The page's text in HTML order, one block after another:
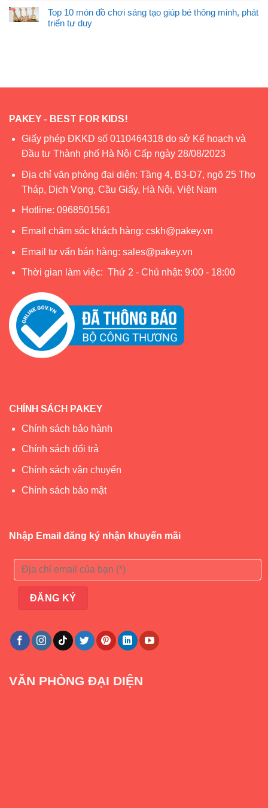
Top 10 món đồ chơi sáng tạo giúp bé thông minh, phát
triển tư duy
PAKEY - BEST FOR KIDS!
Giấy phép ĐKKD số 0110464318 do sở Kế hoạch và
Đầu tư Thành phố Hà Nội Cấp ngày 28/08/2023
Địa chỉ văn phòng đại diện: Tầng 4, B3-D7, ngõ 25 Thọ
Tháp, Dịch Vọng, Cầu Giấy, Hà Nội, Việt Nam
Hotline: 0968501561
Email chăm sóc khách hàng: cskh@pakey.vn
Email tư vấn bán hàng: sales@pakey.vn
Thời gian làm việc: Thứ 2 - Chủ nhật: 9:00 - 18:00
CHÍNH SÁCH PAKEY
Chính sách bảo hành
Chính sách đổi trả
Chính sách vận chuyển
Chính sách bảo mật
Nhập Email đăng ký nhận khuyến mãi
VĂN PHÒNG ĐẠI DIỆN